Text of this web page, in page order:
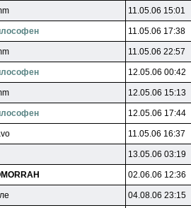
11.05.06 15:01
11.05.06 17:38
11.05.06 22:57
12.05.06 00:42
12.05.06 15:13
12.05.06 17:44
11.05.06 16:37
13.05.06 03:19
02.06.06 12:36
04.08.06 23:15